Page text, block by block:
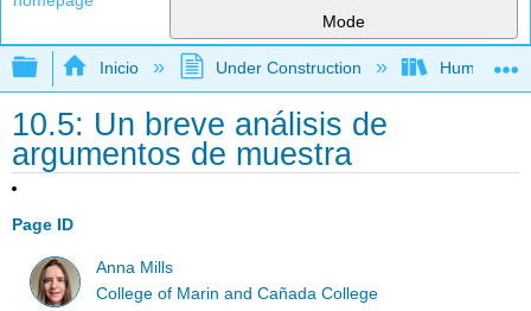
Mode
Expandir/contraer jerarquía global
Inicio Under Construction
10.5: Un breve análisis de
argumentos de muestra
Page ID
Anna Mills
College of Marin and Cañada College